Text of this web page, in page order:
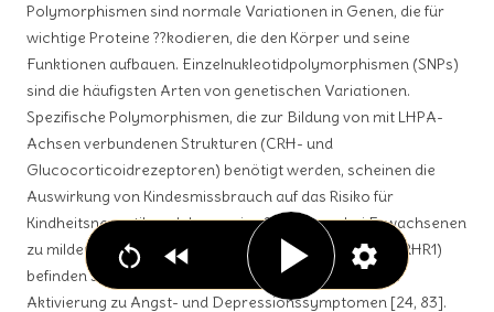
Polymorphismen sind normale Variationen in Genen, die für
wichtige Proteine ??kodieren, die den Körper und seine
Funktionen aufbauen. Einzelnukleotidpolymorphismen (SNPs)
sind die häufigsten Arten von genetischen Variationen.
Spezifische Polymorphismen, die zur Bildung von mit LHPA-
Achsen verbundenen Strukturen (CRH- und
Glucocorticoidrezeptoren) benötigt werden, scheinen die
Auswirkung von Kindesmissbrauch auf das Risiko für
Kindheitsneurotik und depressive Symptome bei Erwachsenen
zu mildern. Die CRH-Typ-1-Rezeptoren des Gehirns (CRHR1)
befinden sich im gesamten Gehirn [27] und führen bei
Aktivierung zu Angst- und Depressionssymptomen [24, 83].